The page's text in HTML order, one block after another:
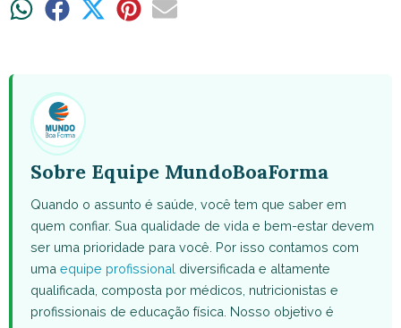
ShareShare ShareShareShare
Sobre Equipe MundoBoaForma
Quando o assunto é saúde, você tem que saber em
quem confiar. Sua qualidade de vida e bem-estar devem
ser uma prioridade para você. Por isso contamos com
uma equipe profissional diversificada e altamente
qualificada, composta por médicos, nutricionistas e
profissionais de educação física. Nosso objetivo é